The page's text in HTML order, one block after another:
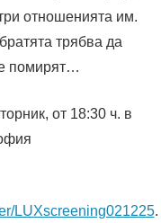
отношенията им.
трябва да
помирят…
от 18:30 ч. в
LUXscreening021225.